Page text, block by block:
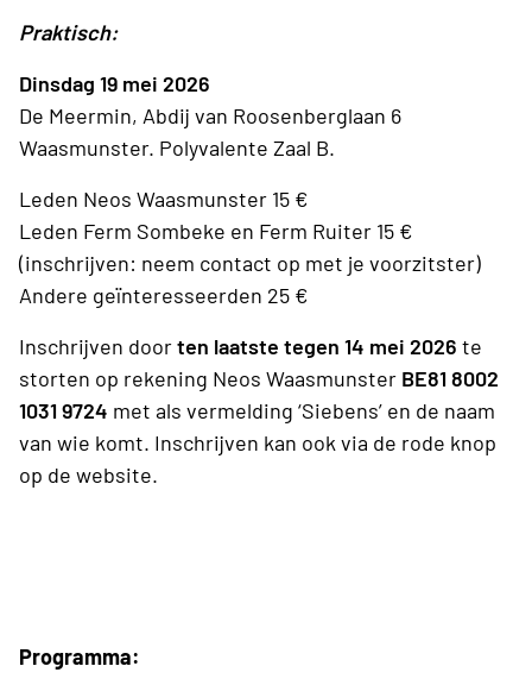
Praktisch:
Dinsdag 19 mei 2026
De Meermin, Abdij van Roosenberglaan 6
Waasmunster. Polyvalente Zaal B.
Leden Neos Waasmunster 15 €
Leden Ferm Sombeke en Ferm Ruiter 15 €
(inschrijven: neem contact op met je voorzitster)
Andere geïnteresseerden 25 €
Inschrijven doorten laatste tegen 14 mei 2026 te
storten op rekening Neos Waasmunster BE81 8002
1031 9724 met als vermelding ‘Siebens’ en de naam
van wie komt. Inschrijven kan ook via de rode knop
op de website.
Programma: